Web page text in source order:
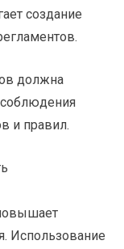
создание
должна
и правил.
Использование